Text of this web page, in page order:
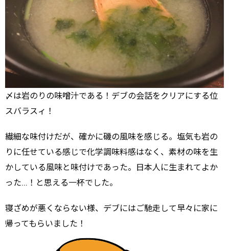
〆は岩のりの味噌汁である！デブの会話をクリアにする位
スバラスィ！
繊細な味付けだが、確かに磯の風味を感じる。塩気も岩の
りに任せている感じで化学調味料感はなく、素材の味を生
かしている風味と味付けであった。日本人に生まれてよか
った…！と思える一杯でした。
寝ざめが悪くならない様、デブにはご馳走して早々に家に
帰ってもらいました！